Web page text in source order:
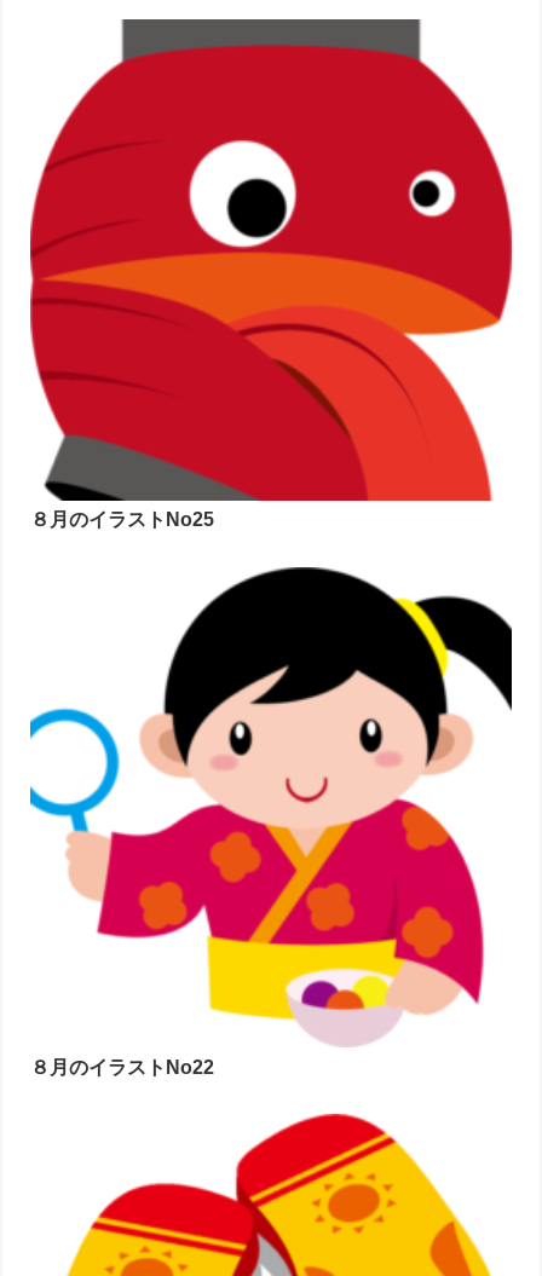
８月のイラストNo25
８月のイラストNo22